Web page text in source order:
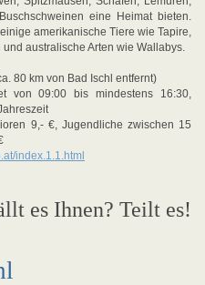
eine Heimat bieten.
amerikanische Tiere wie Tapire,
australische Arten wie Wallabys.
80 km von Bad Ischl entfernt)
von 09:00 bis mindestens 16:30,
9,- €, Jugendliche zwischen 15
index.1.1.html
es Ihnen? Teilt es!